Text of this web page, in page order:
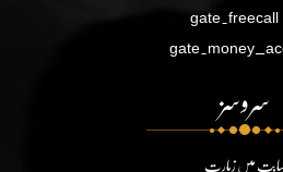
gate.freecall
سروسز
میں زیارت